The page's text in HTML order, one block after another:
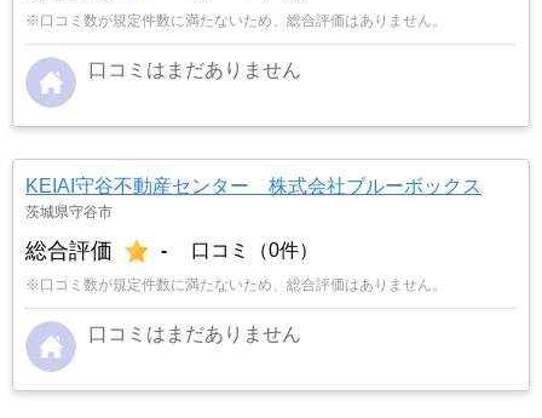
※口コミ数が規定件数に満たないため、総合評価はありません。
口コミはまだありません
KEIAI守谷不動産センター 株式会社ブルーボックス
茨城県守谷市
総合評価 - 口コミ（0件）
※口コミ数が規定件数に満たないため、総合評価はありません。
口コミはまだありません